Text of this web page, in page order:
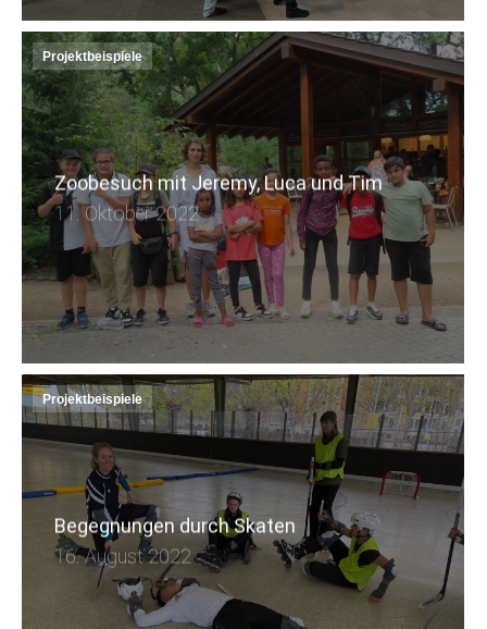
Projektbeispiele
Zoobesuch mit Jeremy, Luca und Tim
11. Oktober 2022
Projektbeispiele
Begegnungen durch Skaten
16. August 2022